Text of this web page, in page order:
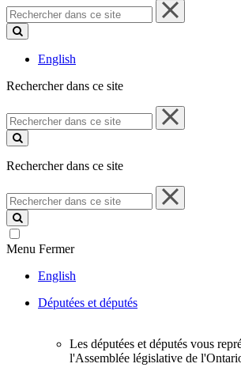
Rechercher
dans
ce
English
Rechercher dans ce site
Rechercher
dans
ce
Rechercher dans ce site
Rechercher
dans
ce
site
Menu Fermer
English
Députées et députés
Les députées et députés vous
l'Assemblée législative de